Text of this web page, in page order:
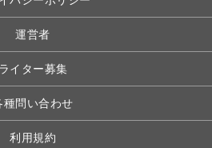
運営者
ライター募集
種問い合わせ
利用規約